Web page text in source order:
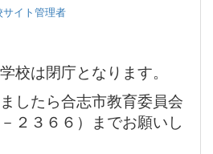
サイト管理者
校は閉庁となります。
したら合志市教育委員会
２３６６）までお願いし